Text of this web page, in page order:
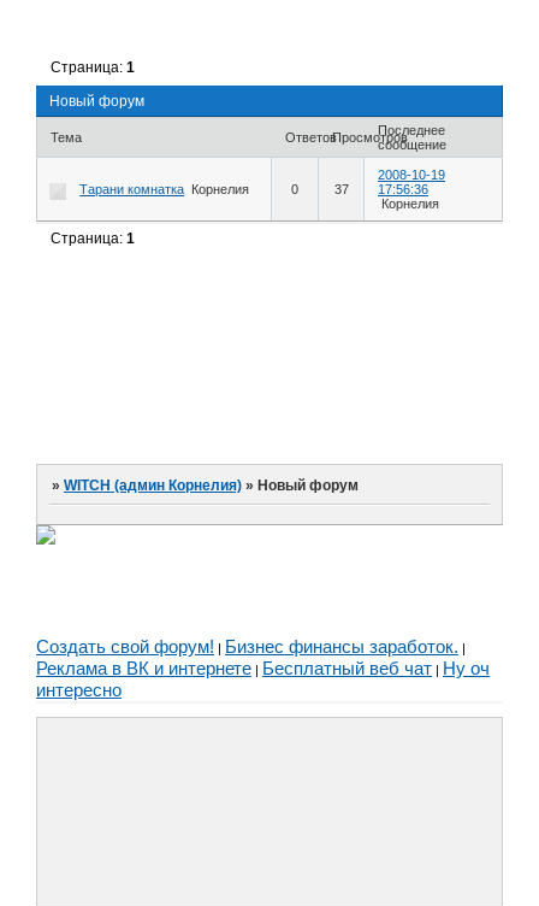
Новый форум
Страница:1
Тема ОтветовПросмотровПоследнее
сообщение
Тарани комнатка Корнелия 0 37
2008-10-19
17:56:36
Корнелия
Страница:1
»WITCH (админ Корнелия) »Новый форум
Создать свой форум! | Бизнес финансы заработок. |
Реклама в ВК и интернете | Бесплатный веб чат | Ну оч
интересно